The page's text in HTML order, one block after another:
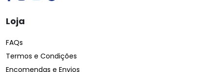
Loja
FAQs
Termos e Condições
Encomendas e Envios